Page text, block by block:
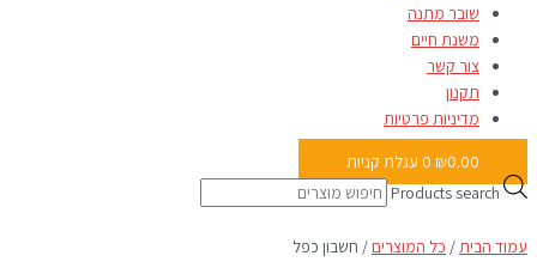
שובר מתנה
משנת חיים
צור קשר
תקנון
מדיניות פרטיות
₪0.00
0 עגלת קניות
Products search
עמוד הבית/ כל המוצרים / חשבון כפל